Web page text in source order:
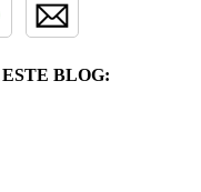
BLOG: